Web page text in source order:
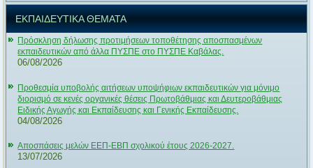
ΕΚΠΑΙΔΕΥΤΙΚΑ ΘΕΜΑΤΑ
Πρόσκληση δήλωσης προτιμήσεων τοποθέτησης αποσπασμένων
εκπαιδευτικών από άλλα ΠΥΣΠΕ στο ΠΥΣΠΕ Καβάλας.
06/08/2026
Προθεσμία υποβολής αιτήσεων υποψήφιων εκπαιδευτικών για μόνιμο
διορισμό σε κενές οργανικές θέσεις Πρωτοβάθμιας και Δευτεροβάθμιας
Ειδικής Αγωγής και Εκπαίδευσης και Γενικής Εκπαίδευσης.
04/08/2026
Αποσπάσεις μελών ΕΕΠ-ΕΒΠ σχολικού έτους 2026-2027.
13/07/2026